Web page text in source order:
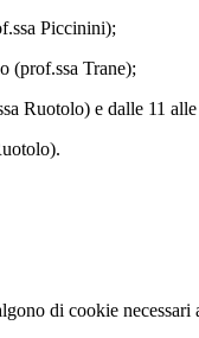
Piccinini);
(prof.ssa Trane);
Ruotolo) e dalle 11
di cookie